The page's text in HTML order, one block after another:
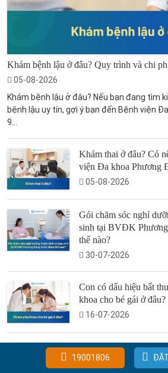
Khám bệnh lậu ở đâu? Quy trình và chi
05-08-2026
Khám bệnh lậu ở đâu? Nếu bạn đang tìm
bệnh lậu uy tín, gợi ý bạn đến Bệnh viện
9...
Khám thai ở đâu? Có
viện Đa khoa Phương
05-08-2026
Gói chăm sóc nghỉ
sinh tại BVĐK
thế nào?
30-07-2026
Con có dấu hiệu bất
khoa cho bé gái ở đâu?
16-07-2026
Sử dụng thuốc điều trị
phụ nữ trong độ tuổi
19001806